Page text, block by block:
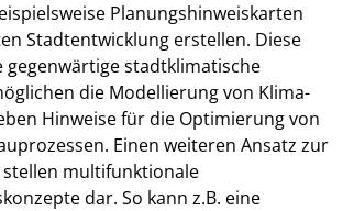
Planungshinweiskarten
Stadtentwicklung erstellen. Diese
gegenwärtige stadtklimatische
die Modellierung von Klima-
Hinweise für die Optimierung von
Einen weiteren Ansatz zur
stellen multifunktionale
dar. So kann z.B. eine